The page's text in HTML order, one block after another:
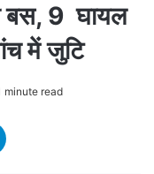
बस, 9 घायल
में जुटि
minute read